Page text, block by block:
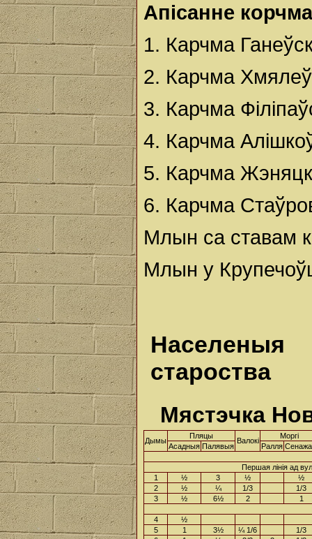
Апісанне
1. Карчма
2. Карчма
3. Карчма
4. Карчма
5. Карчма
6. Карчма
Млын са ставам
Млын у
староства
Мястэчка
Дымы
Пляцы
Валокі
Моргі
Асадныя Палявыя Ралля
Першая лінія ад
1
½ 3 ½
½
2
½ ¼ 1/3
1/3
3
½ 6½ 2 1
4
½
5
1 3½ ¼ 1/6
1/3